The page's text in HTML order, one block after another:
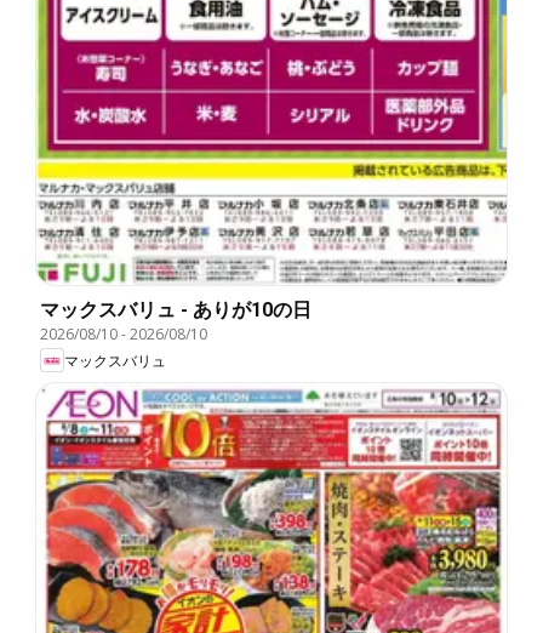
マックスバリュ - ありが10の日
2026/08/10-2026/08/10
マックスバリュ